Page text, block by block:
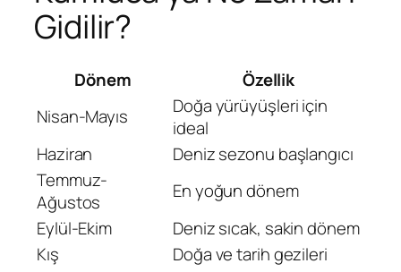
Gidilir?
Dönem
Özellik
Nisan-Mayıs
Doğa yürüyüşleri için
ideal
Haziran
Deniz sezonu başlangıcı
Temmuz-
Ağustos
En yoğun dönem
Eylül-Ekim
Deniz sıcak, sakin dönem
Kış
Doğa ve tarih gezileri